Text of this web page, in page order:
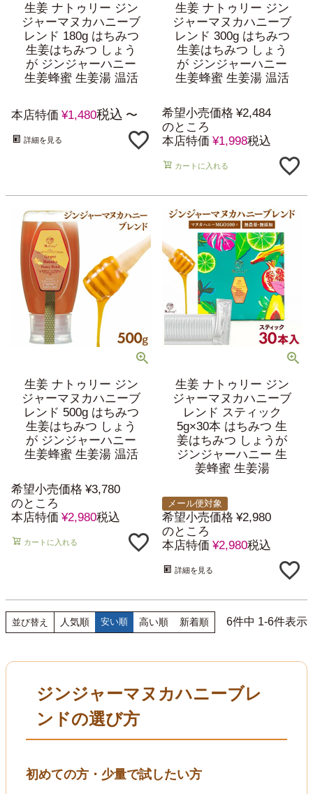
生姜 ナトゥリー ジン
ジャーマヌカハニーブ
レンド 180g はちみつ
生姜はちみつ しょう
が ジンジャーハニー
生姜蜂蜜 生姜湯 温活
本店特価 ¥1,480税込 〜
詳細を見る
生姜 ナトゥリー ジン
ジャーマヌカハニーブ
レンド 300g はちみつ
生姜はちみつ しょう
が ジンジャーハニー
生姜蜂蜜 生姜湯 温活
希望小売価格 ¥2,484
のところ
本店特価 ¥1,998税込
カートに入れる
生姜 ナトゥリー ジン
ジャーマヌカハニーブ
レンド 500g はちみつ
生姜はちみつ しょう
が ジンジャーハニー
生姜蜂蜜 生姜湯 温活
希望小売価格 ¥3,780
のところ
本店特価 ¥2,980税込
カートに入れる
生姜 ナトゥリー ジン
ジャーマヌカハニーブ
レンド スティック
5g×30本 はちみつ 生
姜はちみつ しょうが
ジンジャーハニー 生
姜蜂蜜 生姜湯
メール便対象
希望小売価格 ¥2,980
のところ
本店特価 ¥2,980税込
詳細を見る
並び替え 人気順 安い順 高い順 新着順 6件中 1-6件表示
ジンジャーマヌカハニーブレ
ンドの選び方
初めての方・少量で試したい方